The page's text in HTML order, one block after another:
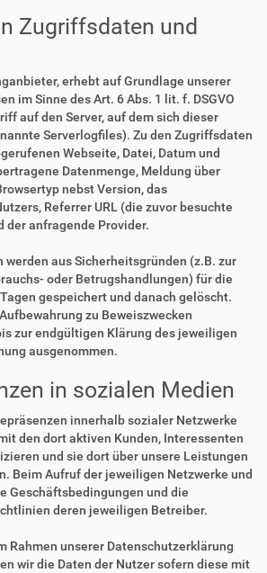
Zugriffsdaten und
erhebt auf Grundlage unserer
im Sinne des Art. 6 Abs. 1 lit. f. DSGVO
auf den Server, auf dem sich dieser
Serverlogfiles). Zu den Zugriffsdaten
Webseite, Datei, Datum und
Datenmenge, Meldung über
nebst Version, das
Referrer URL (die zuvor besuchte
der anfragende Provider.
aus Sicherheitsgründen (z.B. zur
oder Betrugshandlungen) für die
gespeichert und danach gelöscht.
zu Beweiszwecken
zur endgültigen Klärung des jeweiligen
ausgenommen.
in sozialen Medien
innerhalb sozialer Netzwerke
den dort aktiven Kunden, Interessenten
und sie dort über unsere Leistungen
Beim Aufruf der jeweiligen Netzwerke und
Geschäftsbedingungen und die
deren jeweiligen Betreiber.
Rahmen unserer Datenschutzerklärung
wir die Daten der Nutzer sofern diese mit